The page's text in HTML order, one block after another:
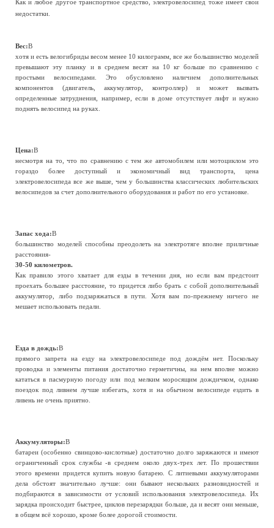
Как и любое другое транспортное средство, электровелосипед тоже имеет свои
недостатки.
Вес:В
хотя и есть велогибриды весом менее 10 килограмм, все же большинство моделей
превышают эту планку и в среднем весят на 10 кг больше по сравнению с
простыми велосипедами. Это обусловлено наличием дополнительных
компонентов (двигатель, аккумулятор, контроллер) и может вызвать
определенные затруднения, например, если в доме отсутствует лифт и нужно
поднять велосипед на руках.
Цена:В
несмотря на то, что по сравнению с тем же автомобилем или мотоциклом это
гораздо более доступный и экономичный вид транспорта, цена
электровелосипеда все же выше, чем у большинства классических любительских
велосипедов за счет дополнительного оборудования и работ по его установке.
Запас хода:В
большинство моделей способны преодолеть на электротяге вполне приличные
расстояния-
30-50 километров.
Как правило этого хватает для езды в течении дня, но если вам предстоит
проехать большее расстояние, то придется либо брать с собой дополнительный
аккумулятор, либо подзаряжаться в пути. Хотя вам по-прежнему ничего не
мешает использовать педали.
Езда в дождь:В
прямого запрета на езду на электровелосипеде под дождём нет. Поскольку
проводка и элементы питания достаточно герметичны, на нем вполне можно
кататься в пасмурную погоду или под мелким моросящим дождичком, однако
поездок под ливнем лучше избегать, хотя и на обычном велосипеде ездить в
ливень не очень приятно.
Аккумуляторы:В
батареи (особенно свинцово-кислотные) достаточно долго заряжаются и имеют
ограниченный срок службы -в среднем около двух-трех лет. По прошествии
этого времени придется купить новую батарею. С литиевыми аккумуляторами
дела обстоят значительно лучше: они бывают нескольких разновидностей и
подбираются в зависимости от условий использования электровелосипеда. Их
зарядка происходит быстрее, циклов перезарядки больше, да и весят они меньше,
в общем всё хорошо, кроме более дорогой стоимости.